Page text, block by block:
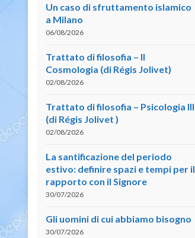
Un caso di sfruttamento islamico
a Milano
06/08/2026
Trattato di filosofia – II
Cosmologia (di Régis Jolivet)
02/08/2026
Trattato di filosofia – Psicologia III
(di Régis Jolivet )
02/08/2026
La santificazione del periodo
estivo: definire spazi e tempi per il
rapporto con il Signore
30/07/2026
Gli uomini di cui abbiamo bisogno
30/07/2026